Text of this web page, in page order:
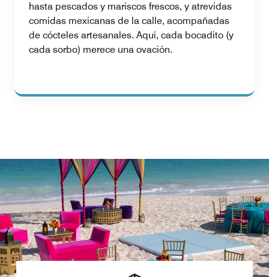
hasta pescados y mariscos frescos, y atrevidas
comidas mexicanas de la calle, acompañadas
de cócteles artesanales. Aquí, cada bocadito (y
cada sorbo) merece una ovación.